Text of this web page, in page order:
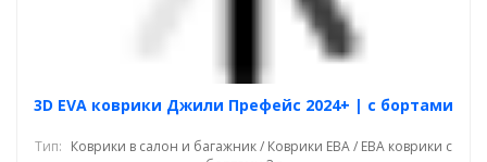
3D EVA коврики Джили Префейс 2024+ | с бортами
Тип: Коврики в салон и багажник / Коврики ЕВА / ЕВА коврики с